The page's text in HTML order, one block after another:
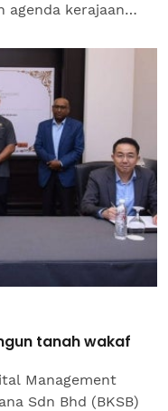
agenda kerajaan
tanah wakaf
Management
Sdn Bhd (BKSB)